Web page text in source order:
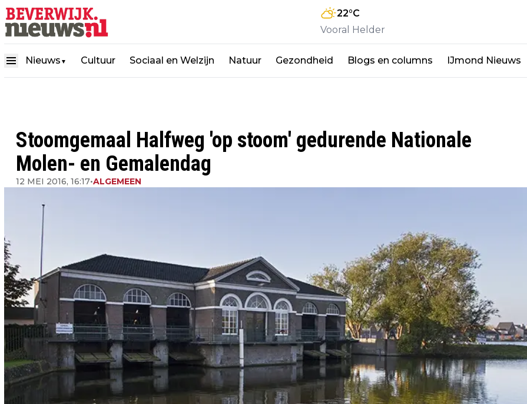
22°C
Vooral Helder
Nieuws ▼ Cultuur Sociaal en Welzijn Natuur Gezondheid Blogs en columns IJmond Nieuws
Stoomgemaal Halfweg 'op stoom' gedurende Nationale
Molen- en Gemalendag
12 MEI 2016, 16:17•ALGEMEEN